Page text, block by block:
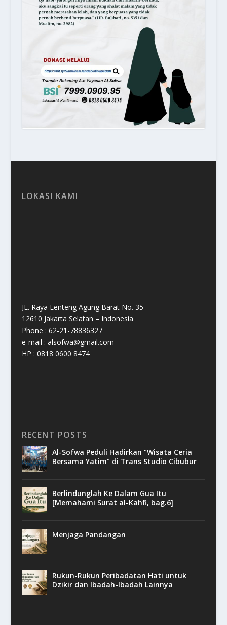
LOKASI KAMI
JL. Raya Lenteng Agung Barat No. 35
12610 Jakarta Selatan – Indonesia
Phone : 62-21-78836327
e-mail : alsofwa@gmail.com
HP : 0818 0600 8474
RECENT POSTS
Al-Sofwa Peduli Hadirkan “Wisata Ceria
Bersama Yatim” di Trans Studio Cibubur
Berlindunglah Ke Dalam Gua Itu
[Memahami Surat al-Kahfi, bag.6]
Menjaga Pandangan
Rukun-Rukun Peribadatan Hati untuk
Dzikir dan Ibadah-Ibadah Lainnya